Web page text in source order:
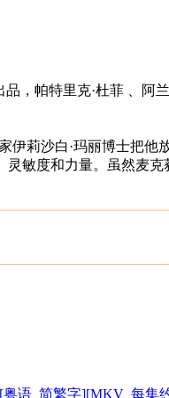
，帕特里克·杜菲 、阿
莉沙白·玛丽博士把他
敏度和力量。虽然麦
语_简繁字][MKV_每集